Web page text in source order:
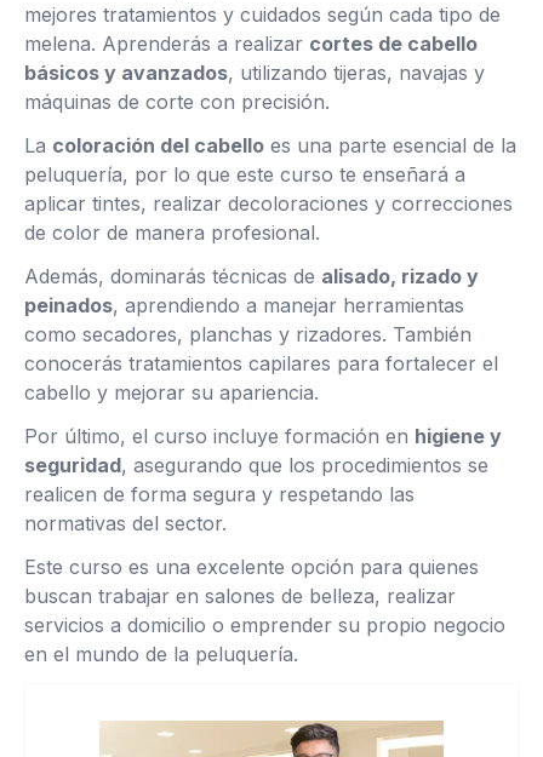
mejores tratamientos y cuidados según cada tipo de
melena. Aprenderás a realizar cortes de cabello
básicos y avanzados, utilizando tijeras, navajas y
máquinas de corte con precisión.
La coloración del cabello es una parte esencial de la
peluquería, por lo que este curso te enseñará a
aplicar tintes, realizar decoloraciones y correcciones
de color de manera profesional.
Además, dominarás técnicas de alisado, rizado y
peinados, aprendiendo a manejar herramientas
como secadores, planchas y rizadores. También
conocerás tratamientos capilares para fortalecer el
cabello y mejorar su apariencia.
Por último, el curso incluye formación en higiene y
seguridad, asegurando que los procedimientos se
realicen de forma segura y respetando las
normativas del sector.
Este curso es una excelente opción para quienes
buscan trabajar en salones de belleza, realizar
servicios a domicilio o emprender su propio negocio
en el mundo de la peluquería.